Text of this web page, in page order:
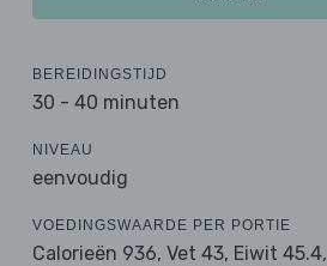
BEREIDINGSTIJD
30 - 40 minuten
NIVEAU
eenvoudig
VOEDINGSWAARDE PER PORTIE
Calorieën 936, Vet 43, Eiwit 45.4,